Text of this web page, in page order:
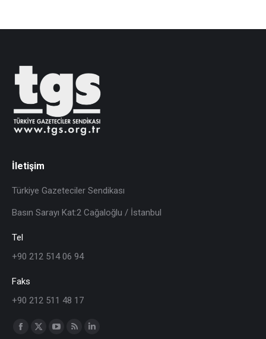
İletişim
Türkiye Gazeteciler Sendikası
Basın Sarayı Kat:2 Cağaloğlu / İstanbul
Tel
+90 212 514 06 94
Faks
+90 212 511 48 17
Find us on: